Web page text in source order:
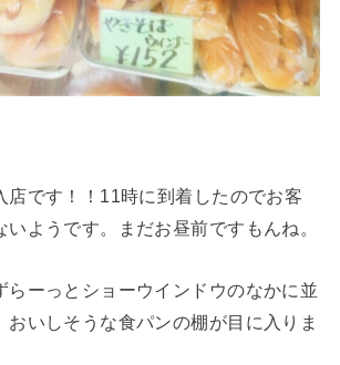
店です！！11時に到着したのでお客
いようです。まだお昼前ですもんね。
らーっとショーウインドウのなかに並
おいしそうな食パンの棚が目に入りま